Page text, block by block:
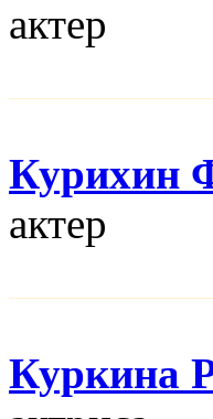
актер
Курихин
актер
Куркина